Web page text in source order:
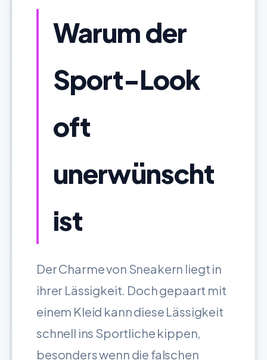
Warum der
Sport-Look
oft
unerwünscht
ist
Der Charme von Sneakern liegt in
ihrer Lässigkeit. Doch gepaart mit
einem Kleid kann diese Lässigkeit
schnell ins Sportliche kippen,
besonders wenn die falschen